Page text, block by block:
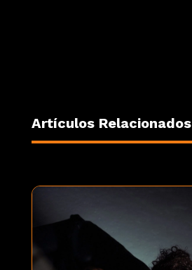
Artículos Relacionados